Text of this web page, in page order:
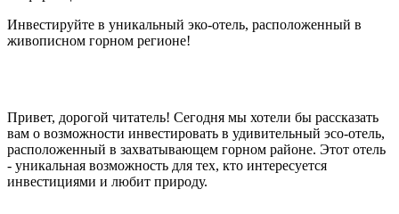
Инвестируйте в уникальный эко-отель, расположенный в
живописном горном регионе!
Привет, дорогой читатель! Сегодня мы хотели бы рассказать
вам о возможности инвестировать в удивительный эco-отель,
расположенный в захватывающем горном районе. Этот отель
- уникальная возможность для тех, кто интересуется
инвестициями и любит природу.